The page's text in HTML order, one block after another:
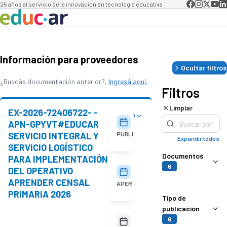
25 años al servicio de la innovación en tecnología educativa
Ocultar filtros
Información para proveedores
¿Buscás documentación anterior?, Ingresá aquí.
EX-2026-72406722- -
APN-GPYVT#EDUCAR
SERVICIO INTEGRAL Y
SERVICIO LOGÍSTICO
PARA IMPLEMENTACIÓN
DEL OPERATIVO
APRENDER CENSAL
PRIMARIA 2026
PUBLICACIÓN
05/08/2026
APERTURA
18/08/2026
No
Ver detalles
Filtros
Limpiar
Expandir todos
Documentos
6
Tipo de
publicación
6